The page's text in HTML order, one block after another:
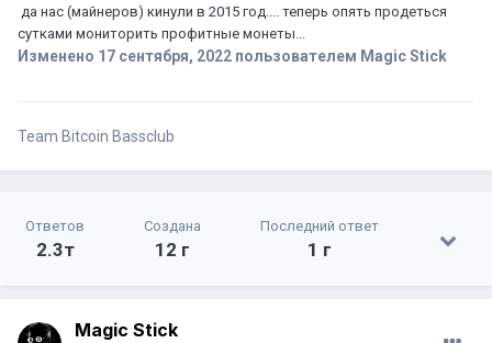
да нас (майнеров) кинули в 2015 год.... теперь опять продеться
сутками мониторить профитные монеты...
Изменено 17 сентября, 2022 пользователем Magic Stick
Team Bitcoin Bassclub
Ответов
2.3т
Создана
12 г
Последний ответ
1 г
Magic Stick